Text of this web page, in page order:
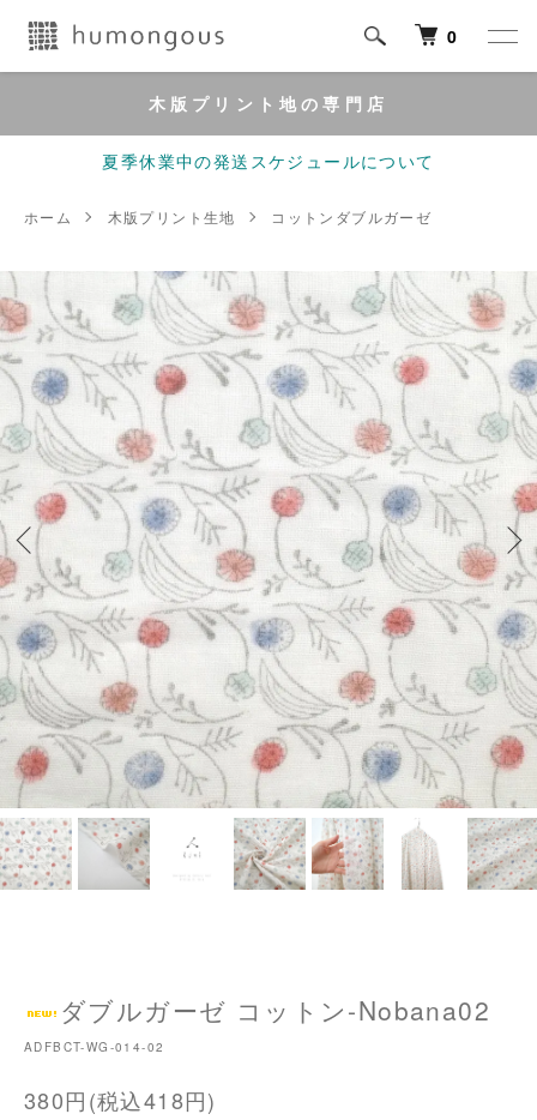
0
木版プリント地の専門店
夏季休業中の発送スケジュールについて
ホーム 木版プリント生地 コットンダブルガーゼ
ダブルガーゼ コットン-Nobana02
ADFBCT-WG-014-02
380円(税込418円)